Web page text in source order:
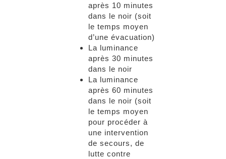
après 10 minutes
dans le noir (soit
le temps moyen
d’une évacuation)
La luminance
après 30 minutes
dans le noir
La luminance
après 60 minutes
dans le noir (soit
le temps moyen
pour procéder à
une intervention
de secours, de
lutte contre